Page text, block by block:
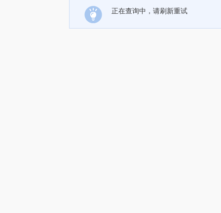
正在查询中，请刷新重试